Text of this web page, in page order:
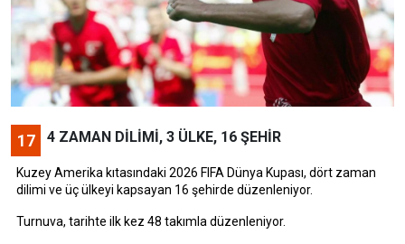
17 4 ZAMAN DİLİMİ, 3 ÜLKE, 16 ŞEHİR
Kuzey Amerika kıtasındaki 2026 FIFA Dünya Kupası, dört zaman
dilimi ve üç ülkeyi kapsayan 16 şehirde düzenleniyor.
Turnuva, tarihte ilk kez 48 takımla düzenleniyor.